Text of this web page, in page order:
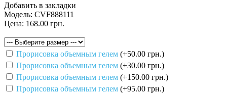
Добавить в закладки
Модель: CVF888111
Цена: 168.00 грн.
Прорисовка объемным гелем (+50.00 грн.)
Прорисовка объемным гелем (+30.00 грн.)
Прорисовка объемным гелем (+150.00 грн.)
Прорисовка объемным гелем (+95.00 грн.)